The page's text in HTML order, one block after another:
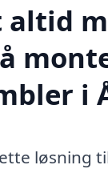
i
løsning